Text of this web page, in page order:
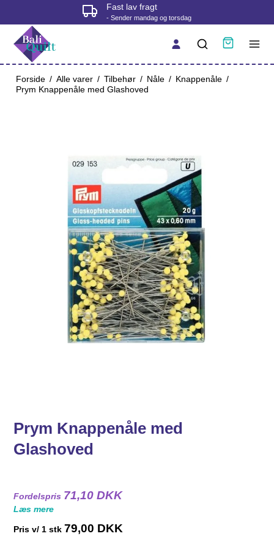
Fast lav fragt
- Sender mandag og torsdag
Forside / Alle varer / Tilbehør / Nåle / Knappenåle /
Prym Knappenåle med Glashoved
Prym Knappenåle med
Glashoved
Fordelspris 71,10 DKK
Læs mere
Pris v/ 1 stk 79,00 DKK